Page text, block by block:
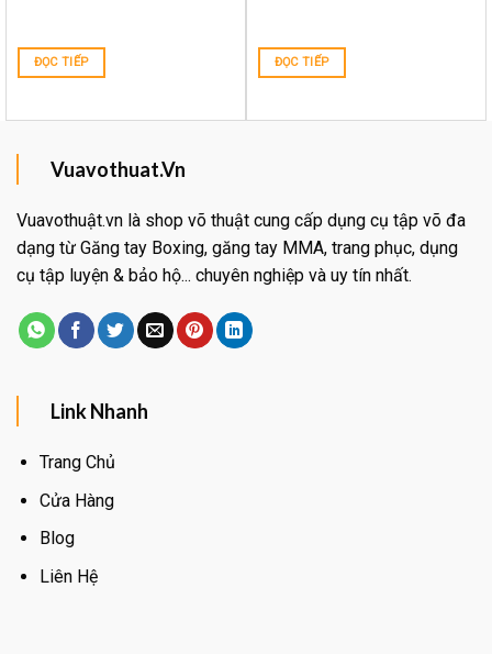
ĐỌC TIẾP ĐỌC TIẾP
Vuavothuat.Vn
Vuavothuật.vn là shop võ thuật cung cấp dụng cụ tập võ đa
dạng từ Găng tay Boxing, găng tay MMA, trang phục, dụng
cụ tập luyện & bảo hộ... chuyên nghiệp và uy tín nhất.
Link Nhanh
Trang Chủ
Cửa Hàng
Blog
Liên Hệ